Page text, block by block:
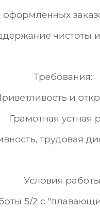
оформленных
чистоты
Требования:
и
Грамотная устная
трудовая
Условия
5/2 с